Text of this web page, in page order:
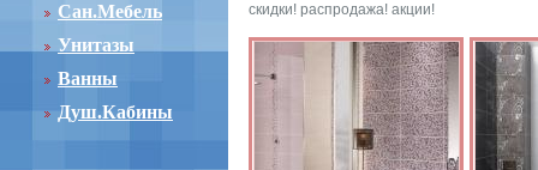
Сан.Мебель
Унитазы
Ванны
Душ.Кабины
скидки! распродажа! акции!